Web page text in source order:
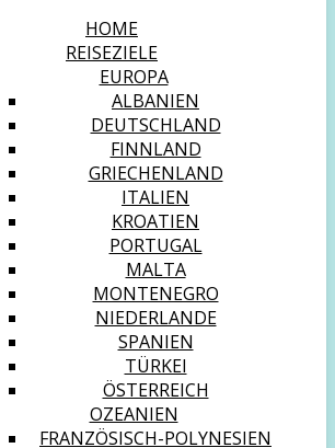
HOME
REISEZIELE
EUROPA
ALBANIEN
DEUTSCHLAND
FINNLAND
GRIECHENLAND
ITALIEN
KROATIEN
PORTUGAL
MALTA
MONTENEGRO
NIEDERLANDE
SPANIEN
TÜRKEI
ÖSTERREICH
OZEANIEN
FRANZÖSISCH-POLYNESIEN